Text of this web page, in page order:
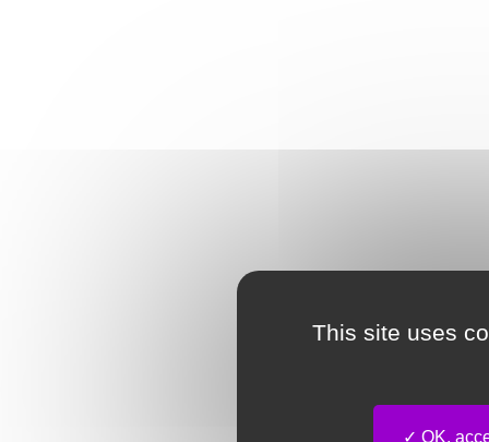
This site uses
OK,